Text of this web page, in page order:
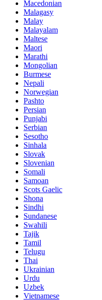
Macedonian
Malagasy
Malay
Malayalam
Maltese
Maori
Marathi
Mongolian
Burmese
Nepali
Norwegian
Pashto
Persian
Punjabi
Serbian
Sesotho
Sinhala
Slovak
Slovenian
Somali
Samoan
Scots Gaelic
Shona
Sindhi
Sundanese
Swahili
Tajik
Tamil
Telugu
Thai
Ukrainian
Urdu
Uzbek
Vietnamese